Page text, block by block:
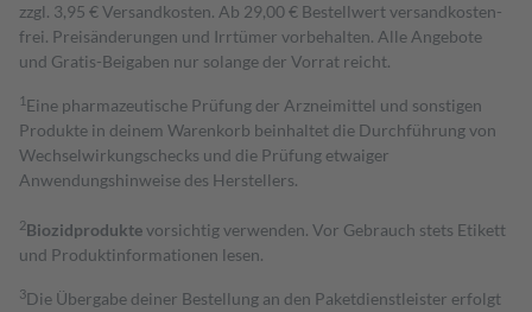
zzgl. 3,95 € Versandkosten. Ab 29,00 € Bestell­wert versand­kosten­
frei. Preisänderungen und Irrtümer vorbehalten. Alle Angebote
und Gratis-Beigaben nur solange der Vorrat reicht.
1 Eine pharmazeutische Prüfung der Arzneimittel und sonstigen
Produkte in deinem Warenkorb beinhaltet die Durchführung von
Wechselwirkungschecks und die Prüfung etwaiger
Anwendungshinweise des Herstellers.
2Biozidproduktevorsichtig verwenden. Vor Gebrauch stets Etikett
und Produktinformationen lesen.
3Die Übergabe deiner Bestellung an den Paketdienstleister erfolgt